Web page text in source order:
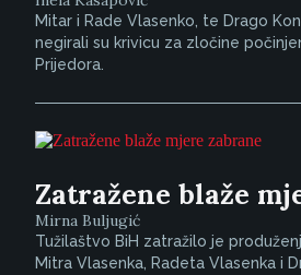
Mitar i Rade Vlasenko, te Drago
negirali su krivicu za zločine
Prijedora.
Zatražene blaže
Mirna Buljugić
Tužilaštvo BiH zatražilo je
Mitra Vlasenka, Radeta Vlasenka i